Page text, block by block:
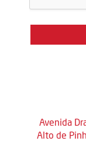
Avenida
Alto de